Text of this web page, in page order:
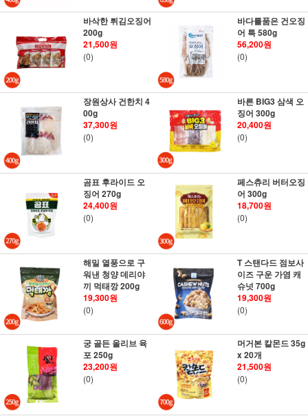
바삭한 튀김오징어
200g
21,500원
(0)
바다를품은 건오징
어 특 580g
56,200원
(0)
장원상사 건한치 4
00g
37,300원
(0)
바른 BIG3 삼색 오
징어 300g
20,400원
(0)
곰표 후라이드 오
징어 270g
24,400원
(0)
페스츄리 버터오징
어 300g
18,700원
(0)
해밀 열풍으로 구
워낸 청양 데리야
끼 먹태깡 200g
19,300원
(0)
T 스탠다드 점보사
이즈 구운 가염 캐
슈넛 700g
19,300원
(0)
궁 골든 올리브 육
포 250g
23,200원
(0)
머거본 칼몬드 35g
x 20개
21,500원
(0)